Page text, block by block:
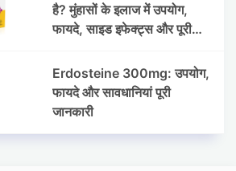
है? मुंहासों के इलाज में उपयोग,
फायदे, साइड इफेक्ट्स और पूरी
Erdosteine 300mg: उपयोग,
फायदे और सावधानियां पूरी
जानकारी